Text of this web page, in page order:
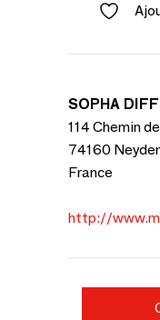
SOPHA
114 Chemin
74160
France
http://